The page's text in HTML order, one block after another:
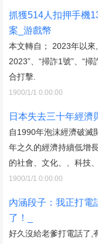
抓獲514人扣押手機
案_游戲幣
本文轉自； 2023年以來
2023”、“掃詐1號”、“
合打擊.
1900/1/1 0:00:00
日本失去三十年經濟
自1990年泡沫經濟破滅
年之久的經濟持續低增
的社會、文化、、科技
1900/1/1 0:00:00
內涵段子：我正打電
了！_
好久沒給老爹打電話了,